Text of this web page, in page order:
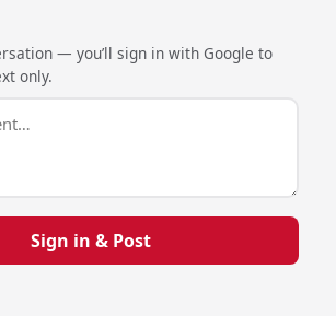
— you’ll sign in with Google to
only.
Sign in & Post